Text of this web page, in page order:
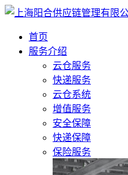
首页
服务介绍
云仓服务
快递服务
云仓系统
增值服务
安全保障
快递保障
保险服务